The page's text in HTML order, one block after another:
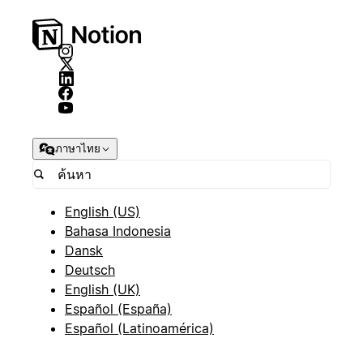
ภาษาไทย
English (US)
Bahasa Indonesia
Dansk
Deutsch
English (UK)
Español (España)
Español (Latinoamérica)